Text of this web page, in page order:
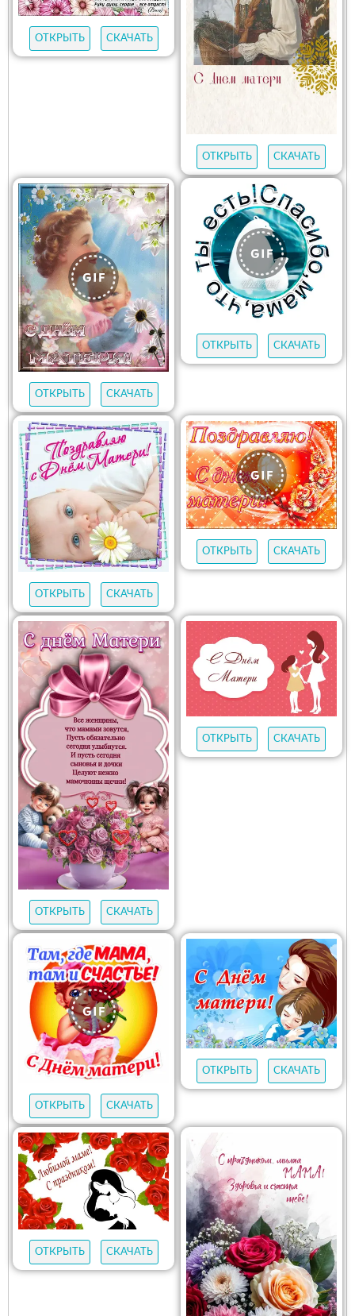
ОТКРЫТЬ СКАЧАТЬ
ОТКРЫТЬ СКАЧАТЬ
ОТКРЫТЬ СКАЧАТЬ
ОТКРЫТЬ СКАЧАТЬ
ОТКРЫТЬ СКАЧАТЬ
ОТКРЫТЬ СКАЧАТЬ
ОТКРЫТЬ СКАЧАТЬ
ОТКРЫТЬ СКАЧАТЬ
ОТКРЫТЬ СКАЧАТЬ
ОТКРЫТЬ СКАЧАТЬ
ОТКРЫТЬ СКАЧАТЬ